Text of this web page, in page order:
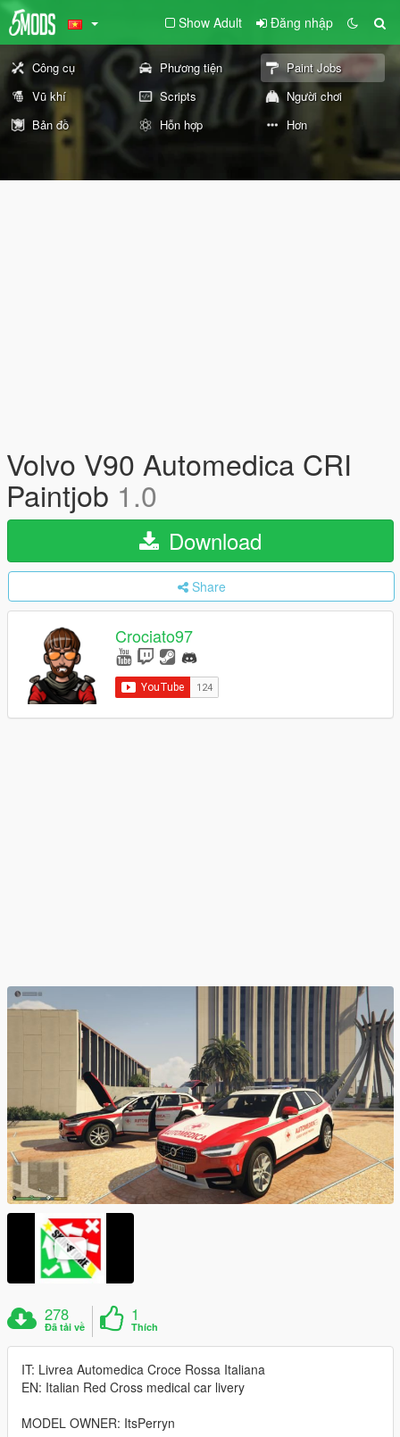
Show Adult Đăng nhập
Công cụ Phương tiện
Paint Jobs
Vũ khí
Scripts
Người chơi
Bản đồ
Hỗn hợp Hơn
Volvo V90 Automedica CRI
Paintjob 1.0
Download
Share
Crociato97
278
Đã tải về
1
Thích
IT: Livrea Automedica Croce Rossa Italiana
EN: Italian Red Cross medical car livery
MODEL OWNER: ItsPerryn